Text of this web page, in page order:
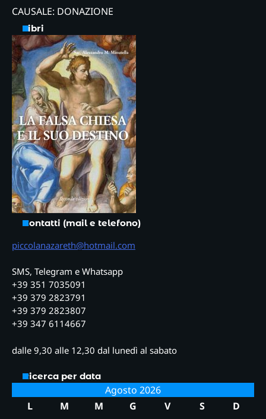
CAUSALE: DONAZIONE
Libri
Contatti (mail e telefono)
piccolanazareth@hotmail.com
SMS, Telegram e Whatsapp
+39 351 7035091
+39 379 2823791
+39 379 2823807
+39 347 6114667
dalle 9,30 alle 12,30 dal lunedì al sabato
Ricerca per data
Agosto 2026
L
M M G V S
D